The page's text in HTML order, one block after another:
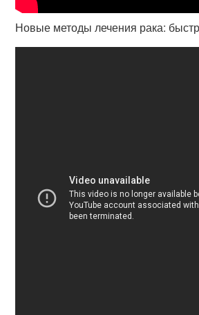
Новые методы лечения рака: